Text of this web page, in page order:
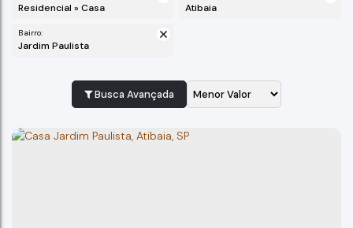
Residencial » Casa Atibaia
Bairro:
Jardim Paulista
Busca Avançada